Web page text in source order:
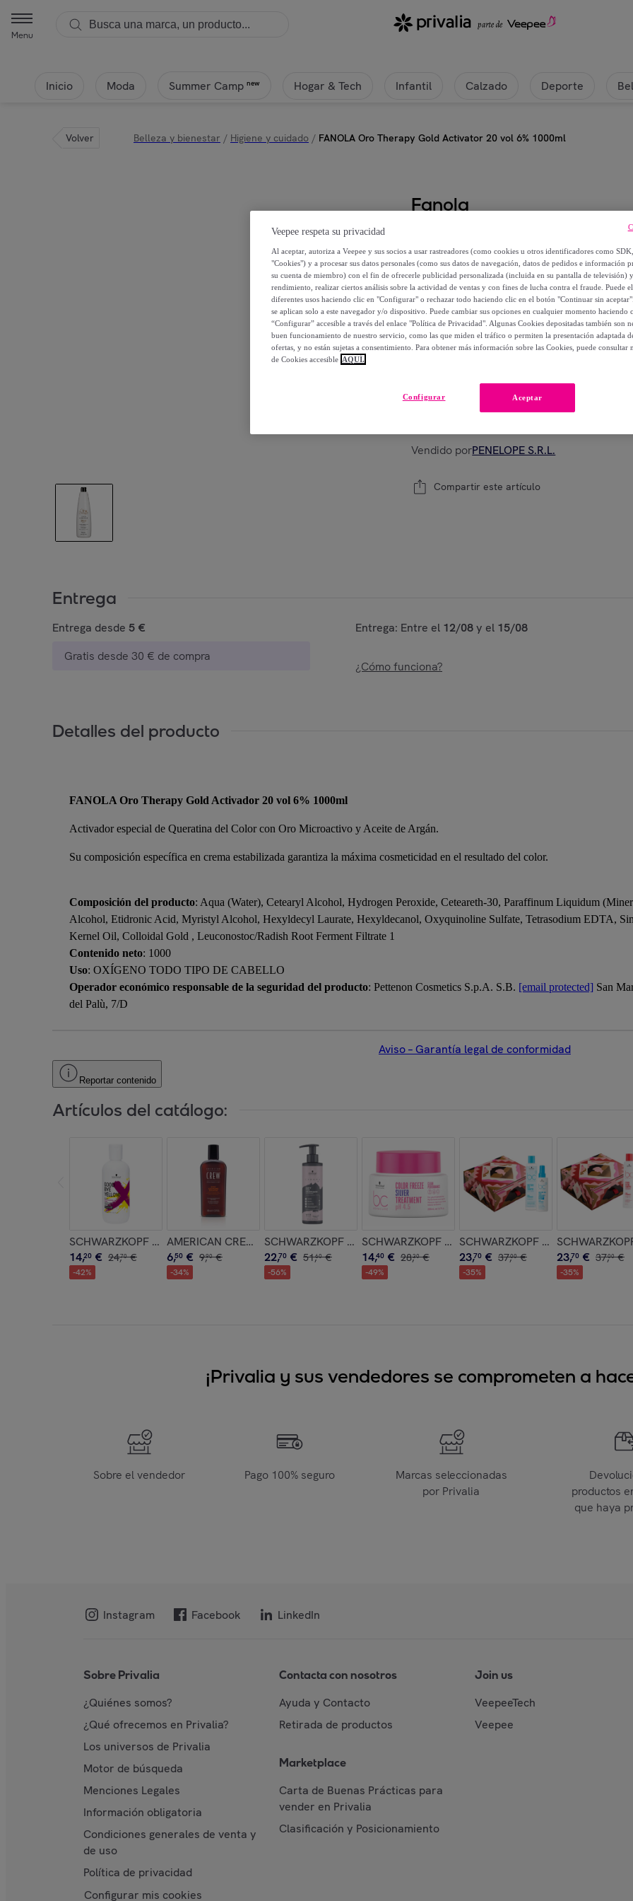
Menu
Inicio Moda Summer Camp new Hogar & Tech Infantil Calzado Deporte
Volver Belleza y bienestar / Higiene y cuidado / FANOLA Oro Therapy Gold Activator 20 vol 6% 1000ml
Fanola
FANOLA Oro Therapy Gold
7,30 €
7, 50 €
-2%
FANOLA Oro Therapy Gold
Añadir a la cesta
Vendido porPENELOPE S.R.L.
Compartir este artículo
Entrega
Entrega desde 5 €
Gratis desde 30 € de compra
Entrega: Entre el 12/08y el 15/08
¿Cómo funciona?
Detalles del producto
FANOLA Oro Therapy Gold Activador 20 vol 6% 1000ml
Activador especial de Queratina del Color con Oro Microactivo y Aceite de Argán.
Su composición específica en crema estabilizada garantiza la máxima cosmeticidad en el resultado del color.
Composición del producto: Aqua (Water), Cetearyl Alcohol, Hydrogen Peroxide, Ceteareth-30, Paraffinum Liquidum
Alcohol, Etidronic Acid, Myristyl Alcohol, Hexyldecyl Laurate, Hexyldecanol, Oxyquinoline Sulfate, Tetrasodium EDTA,
Kernel Oil, Colloidal Gold , Leuconostoc/Radish Root Ferment Filtrate 1
Contenido neto: 1000
Uso: OXÍGENO TODO TIPO DE CABELLO
Operador económico responsable de la seguridad del producto: Pettenon Cosmetics S.p.A. S.B. [email protected] San
del Palù, 7/D
Aviso – Garantía legal de conformidad
Reportar contenido
Artículos del catálogo:
SCHWARZKOPF Good Bye Yellow Shampoo Antigiallo 300ml
14,20 € 24,70 €
-42%
AMERICAN CREW Daily Cleansing Shampoo 100ml
6,50 € 9,90 €
-34%
SCHWARZKOPF Chroma ID Bonding Color Mask Dusty Pink 9.5-19 300ml
22,70 € 51,60 €
-56%
SCHWARZKOPF BC Color Freeze Silver Treatment
14,40 € 28,30 €
-49%
SCHWARZKOPF Set BC
23,70 € 37,00 €
-35%
23,70 € 37,00 €
-35%
¡Privalia y sus vendedores se comprometen a
Sobre el vendedor Pago 100% seguro
Marcas seleccionadas
por Privalia
productos
que haya
Instagram Facebook LinkedIn
Sobre Privalia
¿Quiénes somos?
¿Qué ofrecemos en Privalia?
Los universos de Privalia
Motor de búsqueda
Menciones Legales
Información obligatoria
Condiciones generales de venta y
de uso
Política de privacidad
Configurar mis cookies
Contacta con nosotros
Ayuda y Contacto
Retirada de productos
Marketplace
Carta de Buenas Prácticas para
vender en Privalia
Clasificación y Posicionamiento
Join us
VeepeeTech
Veepee
Veepee respeta su privacidad
Al aceptar, autoriza a Veepee y sus socios a usar rastreadores (como cookies u otros identificadores como
"Cookies") y a procesar sus datos personales (como sus datos de navegación, datos de pedidos e información
su cuenta de miembro) con el fin de ofrecerle publicidad personalizada (incluida en su pantalla de televisión)
rendimiento, realizar ciertos análisis sobre la actividad de ventas y con fines de lucha contra el fraude. Puede
diferentes usos haciendo clic en "Configurar" o rechazar todo haciendo clic en el botón "Continuar sin
se aplican solo a este navegador y/o dispositivo. Puede cambiar sus opciones en cualquier momento haciendo
“Configurar” accesible a través del enlace "Política de Privacidad". Algunas Cookies depositadas también son
buen funcionamiento de nuestro servicio, como las que miden el tráfico o permiten la presentación adaptada
ofertas, y no están sujetas a consentimiento. Para obtener más información sobre las Cookies, puede consultar
de Cookies accesible AQUÍ.
Aceptar
Configurar